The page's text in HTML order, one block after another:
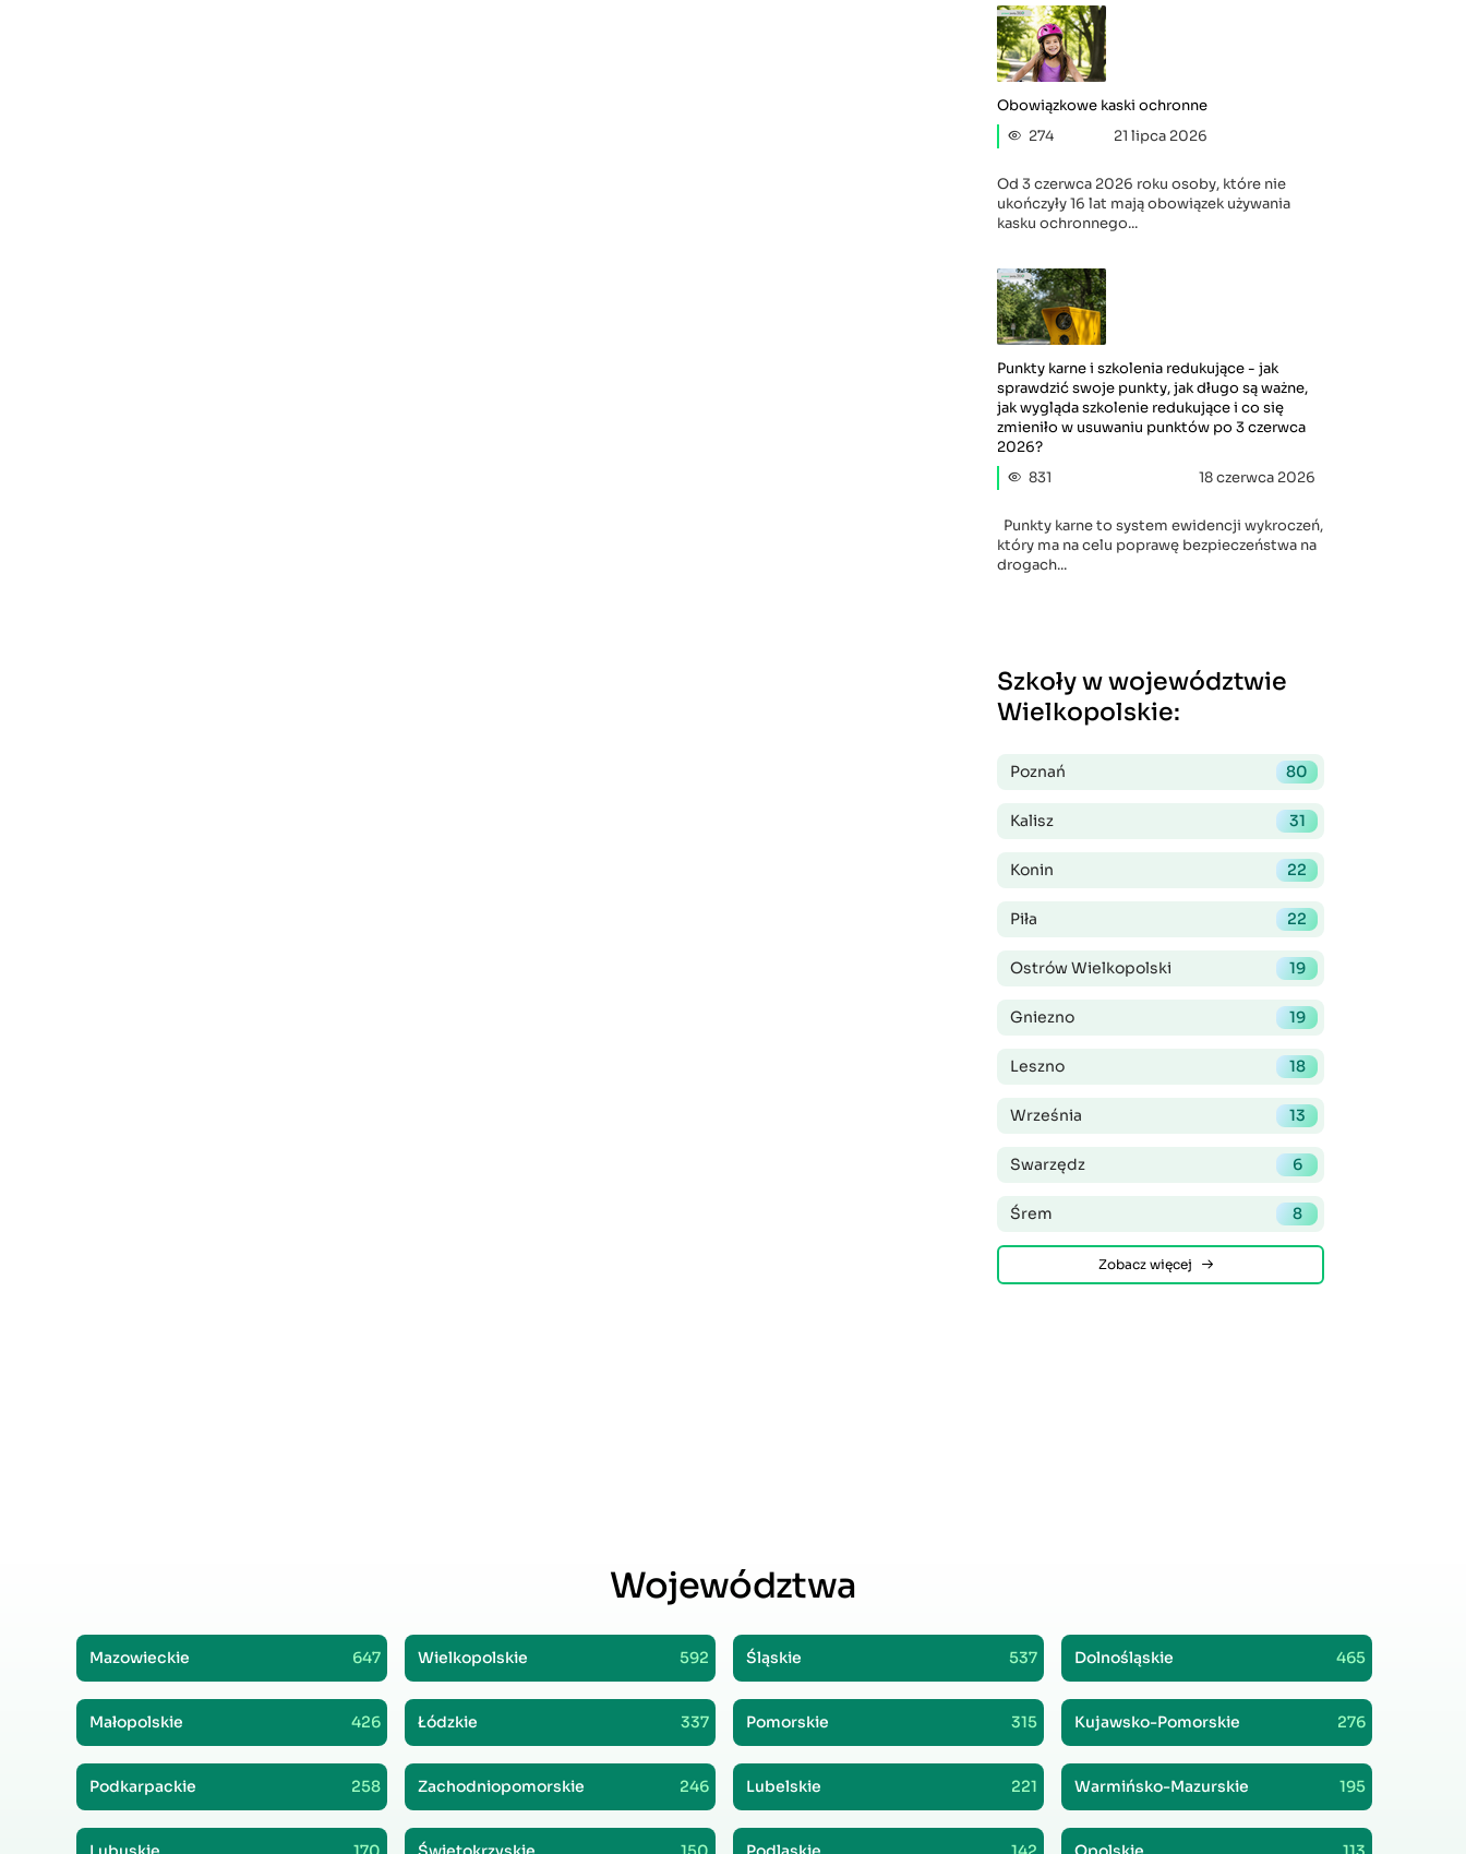
Obowiązkowe kaski ochronne
274
21 lipca 2026
Od 3 czerwca 2026 roku osoby, które nie
ukończyły 16 lat mają obowiązek używania
kasku ochronnego...
Punkty karne i szkolenia redukujące - jak
sprawdzić swoje punkty, jak długo są ważne,
jak wygląda szkolenie redukujące i co się
zmieniło w usuwaniu punktów po 3 czerwca
2026?
831
18 czerwca 2026
Punkty karne to system ewidencji wykroczeń,
który ma na celu poprawę bezpieczeństwa na
drogach...
Szkoły w województwie
Wielkopolskie:
Poznań 80
Kalisz 31
Konin 22
Piła 22
Ostrów Wielkopolski 19
Gniezno 19
Leszno 18
Września 13
Swarzędz 6
Śrem 8
Zobacz więcej
Województwa
Mazowieckie 647 Wielkopolskie 592 Śląskie 537 Dolnośląskie 465
Małopolskie 426 Łódzkie 337 Pomorskie 315 Kujawsko-Pomorskie 276
Podkarpackie 258 Zachodniopomorskie 246 Lubelskie 221 Warmińsko-Mazurskie 195